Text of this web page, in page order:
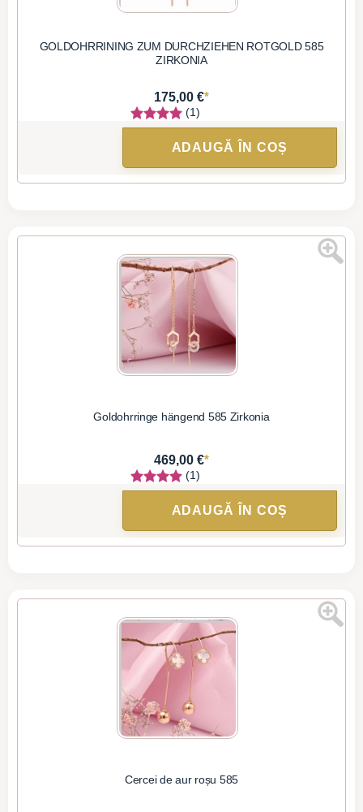
GOLDOHRRINING ZUM DURCHZIEHEN ROTGOLD 585
ZIRKONIA
175,00 €*
(1)
ADAUGĂ ÎN COȘ
Goldohrringe hängend 585 Zirkonia
469,00 €*
(1)
ADAUGĂ ÎN COȘ
Cercei de aur roșu 585